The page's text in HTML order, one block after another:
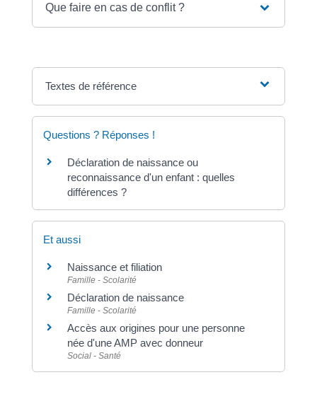
Que faire en cas de conflit ?
Textes de référence
Questions ? Réponses !
Déclaration de naissance ou
reconnaissance d'un enfant : quelles
différences ?
Et aussi
Naissance et filiation
Famille - Scolarité
Déclaration de naissance
Famille - Scolarité
Accès aux origines pour une personne
née d'une AMP avec donneur
Social - Santé